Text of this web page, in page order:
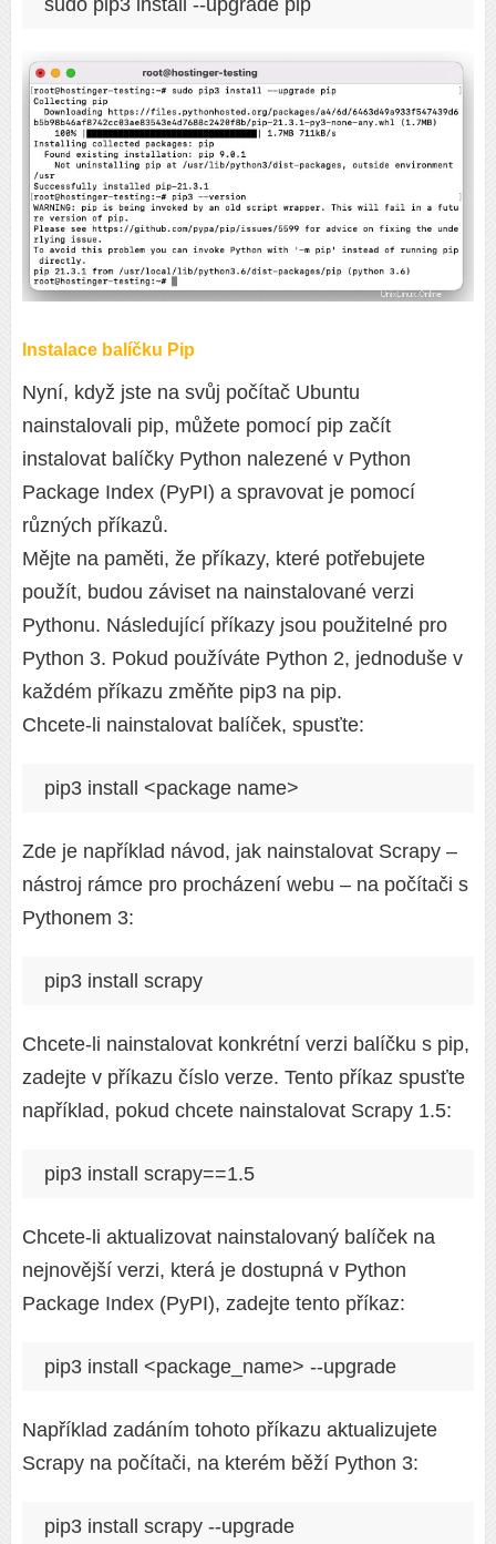
Instalace balíčku Pip
Nyní, když jste na svůj počítač Ubuntu
nainstalovali pip, můžete pomocí pip začít
instalovat balíčky Python nalezené v Python
Package Index (PyPI) a spravovat je pomocí
různých příkazů.
Mějte na paměti, že příkazy, které potřebujete
použít, budou záviset na nainstalované verzi
Pythonu. Následující příkazy jsou použitelné pro
Python 3. Pokud používáte Python 2, jednoduše v
každém příkazu změňte pip3 na pip.
Chcete-li nainstalovat balíček, spusťte:
pip3 install <package name>
Zde je například návod, jak nainstalovat Scrapy –
nástroj rámce pro procházení webu – na počítači s
Pythonem 3:
pip3 install scrapy
Chcete-li nainstalovat konkrétní verzi balíčku s pip,
zadejte v příkazu číslo verze. Tento příkaz spusťte
například, pokud chcete nainstalovat Scrapy 1.5:
pip3 install scrapy==1.5
Chcete-li aktualizovat nainstalovaný balíček na
nejnovější verzi, která je dostupná v Python
Package Index (PyPI), zadejte tento příkaz:
pip3 install <package_name> --upgrade
Například zadáním tohoto příkazu aktualizujete
Scrapy na počítači, na kterém běží Python 3:
pip3 install scrapy --upgrade